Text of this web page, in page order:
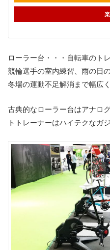
ローラー台・・・自転車のト
競輪選手の室内練習、雨の日
冬場の運動不足解消まで幅広
古典的なローラー台はアナロ
トトレーナーはハイテクなガ